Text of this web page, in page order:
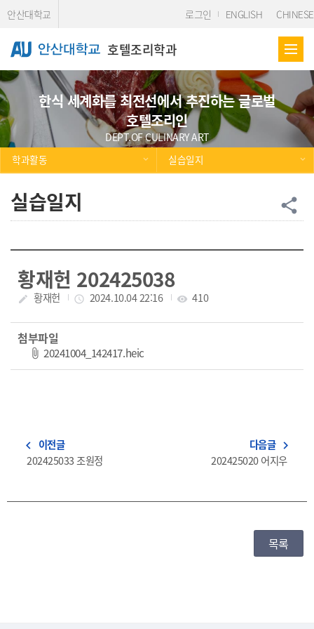
Skip Menu
안산대학교 로그인 ENGLISH CHINESE
호텔조리학과
한식 세계화를 최전선에서 추진하는 글로벌
호텔조리인
DEPT.OF CULINARY ART
학과활동
실습일지
실습일지 공
share
황재헌 202425038
작성자
create 황재헌 작성일
access_time 2024.10.04 22:16 조회수
visibility 410
첨부파일
20241004_142417.heic
navigate_before 이전글
202425033 조원정
다음글 navigate_next
202425020 어지우
목록